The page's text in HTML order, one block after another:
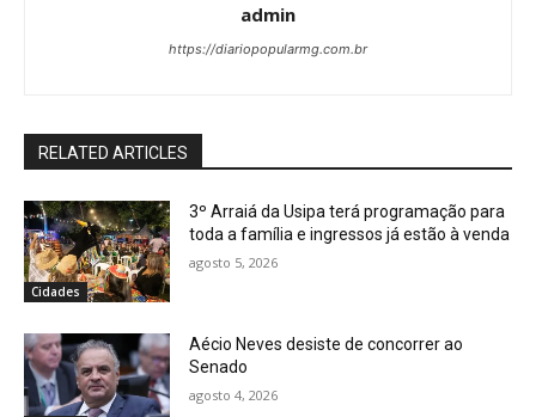
admin
https://diariopopularmg.com.br
RELATED ARTICLES
Cidades
3º Arraiá da Usipa terá programação para
toda a família e ingressos já estão à venda
agosto 5, 2026
Aécio Neves desiste de concorrer ao
Senado
agosto 4, 2026